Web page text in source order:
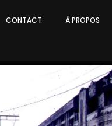
CONTACT À PROPOS